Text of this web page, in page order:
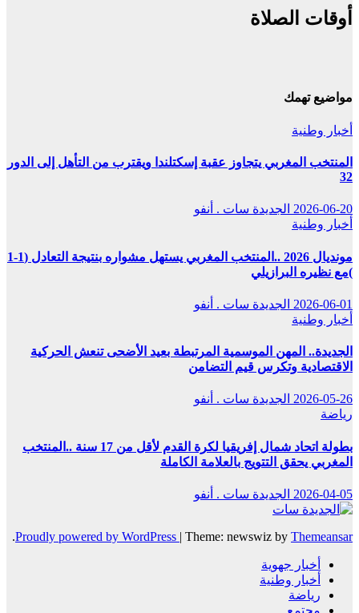
أوقات الصلاة
مواضيع تهمك
أخبار وطنية
المنتخب المغربي يتجاوز عقبة إسكتلندا ويقترب من التأهل إلى الدور
32
2026-06-20 الجديدة سات . أنفو
أخبار وطنية
مونديال 2026 ..المنتخب المغربي يستهل مشواره بنتيجة التعادل (1-1
)مع نظيره البرازيلي
2026-06-01 الجديدة سات . أنفو
أخبار وطنية
الجديدة.. المهن الموسمية المرتبطة بعيد الأضحى تنعش الحركية
الاقتصادية وتكرس قيم التضامن
2026-05-26 الجديدة سات . أنفو
رياضة
بطولة اتحاد شمال إفريقيا لكرة القدم لأقل من 17 سنة ..المنتخب
المغربي يحقق التتويج بالعلامة الكاملة
2026-04-05 الجديدة سات . أنفو
Proudly powered by WordPress | Theme: newswiz by Themeansar
.
أخبار جهوية
أخبار وطنية
رياضة
مجتمع